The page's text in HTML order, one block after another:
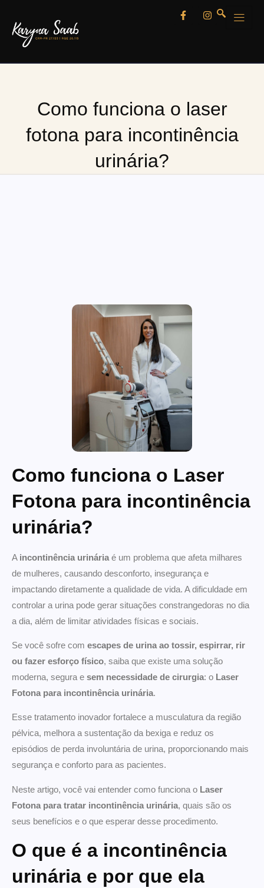
Como funciona o laser
fotona para incontinência
urinária?
Como funciona o Laser
Fotona para incontinência
urinária?
A incontinência urinária é um problema que afeta milhares
de mulheres, causando desconforto, insegurança e
impactando diretamente a qualidade de vida. A dificuldade em
controlar a urina pode gerar situações constrangedoras no dia
a dia, além de limitar atividades físicas e sociais.
Se você sofre com escapes de urina ao tossir, espirrar, rir
ou fazer esforço físico, saiba que existe uma solução
moderna, segura e sem necessidade de cirurgia: o Laser
Fotona para incontinência urinária.
Esse tratamento inovador fortalece a musculatura da região
pélvica, melhora a sustentação da bexiga e reduz os
episódios de perda involuntária de urina, proporcionando mais
segurança e conforto para as pacientes.
Neste artigo, você vai entender como funciona o Laser
Fotona para tratar incontinência urinária, quais são os
seus benefícios e o que esperar desse procedimento.
O que é a incontinência
urinária e por que ela